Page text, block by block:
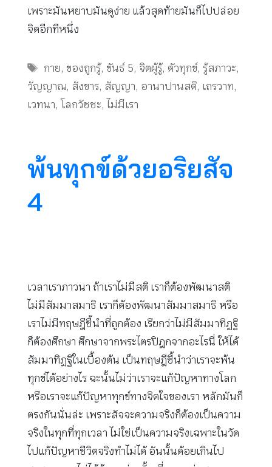
เพราะมันหยาบมันดูง่าย แล้วสุดท้ายมันก็ไปปล่อย
จิตอีกทีหนึ่ง
Tags
กาย, ของถูกรู้, ขันธ์ 5, จิตผู้รู้, ตัวทุกข์, รู้สภาวะ,
วัญญาณ, สังขาร, สัญญา, อานาปานสติ, เถรวาท,
เวทนา, โลกวัชชะ, ไม่มีเรา
พ้นทุกข์ด้วยอริยสัจ
4
เวลาเราภาวนา ถ้าเราไม่มีสติ เราก็ต้องพัฒนาสติ
ไม่มีสัมมาสมาธิ เราก็ต้องพัฒนาสัมมาสมาธิ หรือ
เราไม่มีทฤษฎีชี้นำที่ถูกต้อง เรียกว่าไม่มีสัมมาทิฏฐิ
ก็ต้องศึกษา ศึกษาจากพระไตรปิฎกจากอะไรนี่ ให้ได้
สัมมาทิฏฐิในเบื้องต้น เป็นทฤษฎีชี้นำว่าเราจะพ้น
ทุกข์ได้อย่างไร ฉะนั้นไม่ว่าเราจะแก้ปัญหาทางโลก
หรือเราจะแก้ปัญหาทุกข์ทางจิตใจของเรา หลักมันก็
ตรงกันนั่นล่ะ เพราะสัจจะความจริงก็ต้องเป็นความ
จริงในทุกที่ทุกเวลา ไม่ใช่เป็นความจริงเฉพาะในวัด
ไปแก้ปัญหาชีวิตจริงทำไม่ได้ อันนั้นด้อยเกินไป